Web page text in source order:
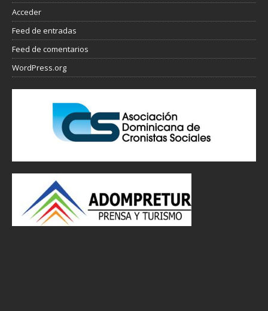
Acceder
Feed de entradas
Feed de comentarios
WordPress.org